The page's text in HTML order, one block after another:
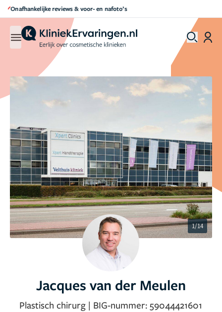
Direct een afspraak maken
1/14
Jacques van der Meulen
Plastisch chirurg | BIG-nummer: 59044421601